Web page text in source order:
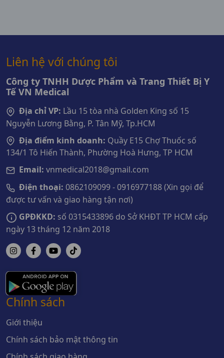
Liên hệ với chúng tôi
Công ty TNHH Dược Phẩm và Trang Thiết Bị Y
Tế VN Medical
Địa chỉ VP: Lầu 15 tòa nhà Golden King số 15
Nguyễn Lương Bằng, P. Tân Mỹ, Tp.HCM
Địa điểm kinh doanh: Quầy E15 Chợ Thuốc số
134/1 Tô Hiến Thành, Phường Hoà Hưng, TP HCM
Email: vnmedical2018@gmail.com
Điện thoại: 0862109099 - 0916977188 (Xin gọi để
được tư vấn và giao hàng tận nơi)
GPĐKKD: số 0315433896 do Sở KHĐT TP HCM cấp
ngày 13 tháng 12 năm 2018
Chính sách
Giới thiệu
Chính sách bảo mật thông tin